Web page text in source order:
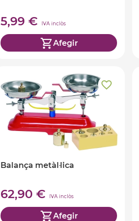
5,99 € IVA inclòs
Afegir
Balança metàl·lica
62,90 € IVA inclòs
Afegir